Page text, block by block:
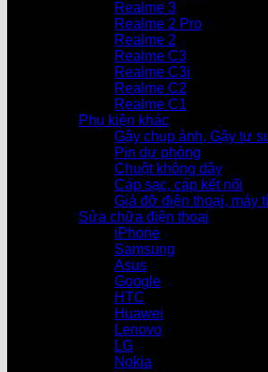
Realme 3
Realme 2 Pro
Realme 2
Realme C3
Realme C3i
Realme C2
Realme C1
Phụ kiện khác
Gậy chụp ảnh, Gậy tự
Pin dự phòng
Chuột không dây
Cáp sạc, cáp kết nối
Giá đỡ điện thoại, máy
Sửa chữa điện thoại
iPhone
Samsung
Asus
Google
HTC
Huawei
Lenovo
LG
Nokia